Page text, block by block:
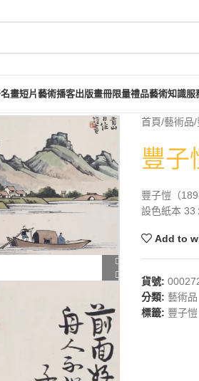
名畫短片藝術播客出版畫冊限量禮品藝術知識服
首頁 藝術品
豐子
豐子愷（
設色紙本 33
Add to
貨號:
分類: 藝術品
標籤: 豐子愷